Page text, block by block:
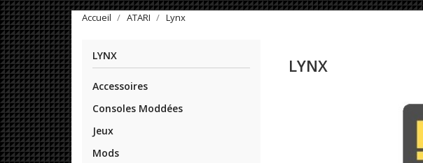
Accueil ATARI Lynx
LYNX
Accessoires
Consoles Moddées
Jeux
Mods
LYNX